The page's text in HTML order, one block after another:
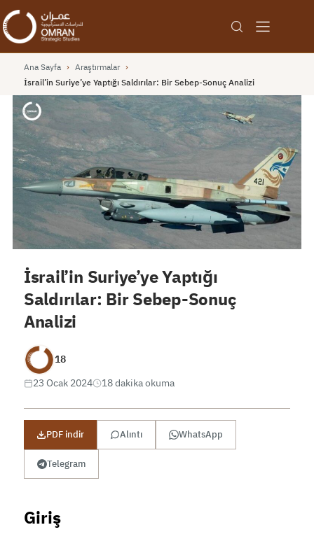
Ana Sayfa › Araştırmalar ›
İsrail’in Suriye’ye Yaptığı Saldırılar: Bir Sebep-Sonuç Analizi
İsrail’in Suriye’ye Yaptığı
Saldırılar: Bir Sebep-Sonuç
Analizi
18
23 Ocak 2024
18 dakika okuma
PDF indir Alıntı WhatsApp
Telegram
Giriş